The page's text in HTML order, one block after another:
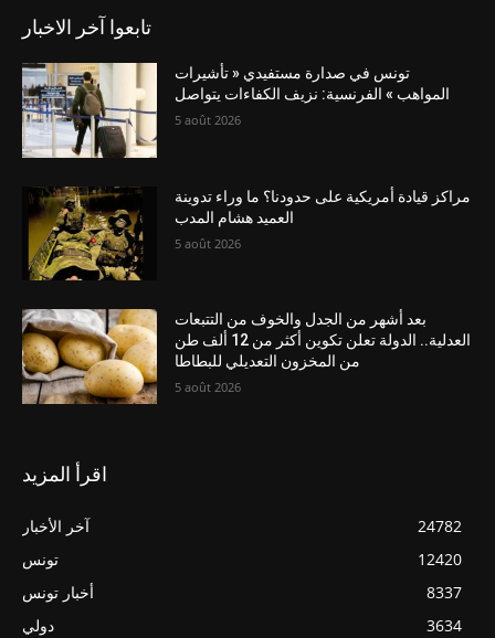
تابعوا آخر الاخبار
تونس في صدارة مستفيدي « تأشيرات
المواهب » الفرنسية: نزيف الكفاءات يتواصل
5 août 2026
مراكز قيادة أمريكية على حدودنا؟ ما وراء تدوينة
العميد هشام المدب
5 août 2026
بعد أشهر من الجدل والخوف من التتبعات
العدلية.. الدولة تعلن تكوين أكثر من 12 ألف طن
من المخزون التعديلي للبطاطا
5 août 2026
اقرأ المزيد
آخر الأخبار
24782
تونس
12420
أخبار تونس
8337
دولي
3634